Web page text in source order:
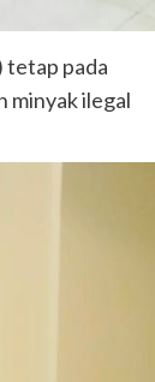
tetap pada
minyak ilegal